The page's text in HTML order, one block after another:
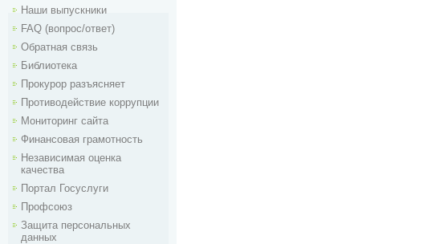
Наши выпускники
FAQ (вопрос/ответ)
Обратная связь
Библиотека
Прокурор разъясняет
Противодействие коррупции
Мониторинг сайта
Финансовая грамотность
Независимая оценка
качества
Портал Госуслуги
Профсоюз
Защита персональных
данных